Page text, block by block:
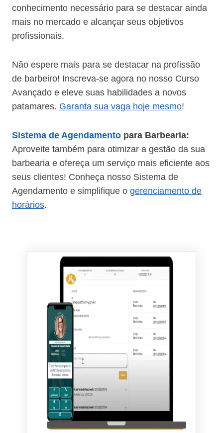
conhecimento necessário para se destacar ainda
mais no mercado e alcançar seus objetivos
profissionais.
Não espere mais para se destacar na profissão
de barbeiro! Inscreva-se agora no nosso Curso
Avançado e eleve suas habilidades a novos
patamares. Garanta sua vaga hoje mesmo!
Sistema de Agendamentopara Barbearia:
Aproveite também para otimizar a gestão da sua
barbearia e ofereça um serviço mais eficiente aos
seus clientes! Conheça nosso Sistema de
Agendamento e simplifique o gerenciamento de
horários.